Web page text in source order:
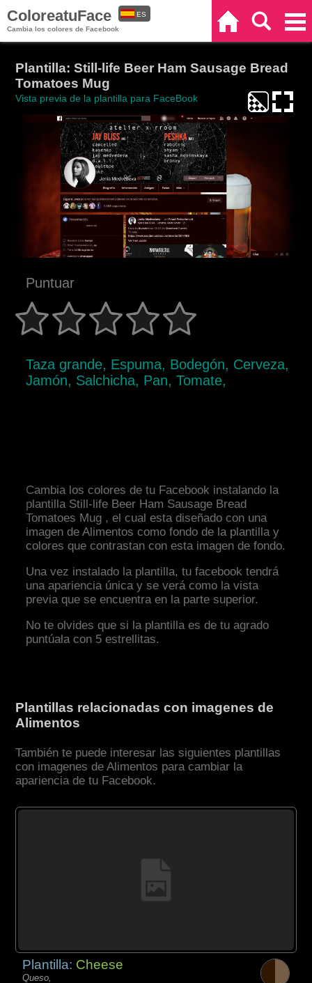
ColoreatuFace
Cambia los colores de Facebook
ES
Plantilla: Still-life Beer Ham Sausage Bread
Tomatoes Mug
Vista previa de la plantilla para FaceBook
Puntuar
Taza grande, Espuma, Bodegón, Cerveza,
Jamón, Salchicha, Pan, Tomate,
Cambia los colores de tu Facebook instalando la
plantilla Still-life Beer Ham Sausage Bread
Tomatoes Mug , el cual esta diseñado con una
imagen de Alimentos como fondo de la plantilla y
colores que contrastan con esta imagen de fondo.
Una vez instalado la plantilla, tu facebook tendrá
una apariencia única y se verá como la vista
previa que se encuentra en la parte superior.
No te olvides que si la plantilla es de tu agrado
puntúala con 5 estrellitas.
Plantillas relacionadas con imagenes de
Alimentos
También te puede interesar las siguientes plantillas
con imagenes de Alimentos para cambiar la
apariencia de tu Facebook.
Plantilla: Cheese
Queso,